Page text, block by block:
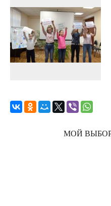
МОЙ